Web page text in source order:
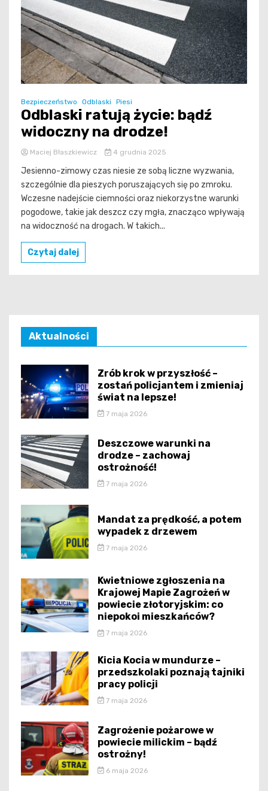
Bezpieczeństwo Odblaski Piesi
Odblaski ratują życie: bądź
widoczny na drodze!
Maciej Błaszkiewicz 4 grudnia 2025
Jesienno-zimowy czas niesie ze sobą liczne wyzwania,
szczególnie dla pieszych poruszających się po zmroku.
Wczesne nadejście ciemności oraz niekorzystne warunki
pogodowe, takie jak deszcz czy mgła, znacząco wpływają
na widoczność na drogach. W takich...
Czytaj dalej
Aktualności
Zrób krok w przyszłość –
zostań policjantem i zmieniaj
świat na lepsze!
7 maja 2026
Deszczowe warunki na
drodze – zachowaj
ostrożność!
7 maja 2026
Mandat za prędkość, a potem
wypadek z drzewem
7 maja 2026
Kwietniowe zgłoszenia na
Krajowej Mapie Zagrożeń w
powiecie złotoryjskim: co
niepokoi mieszkańców?
7 maja 2026
Kicia Kocia w mundurze –
przedszkolaki poznają tajniki
pracy policji
7 maja 2026
Zagrożenie pożarowe w
powiecie milickim – bądź
ostrożny!
6 maja 2026